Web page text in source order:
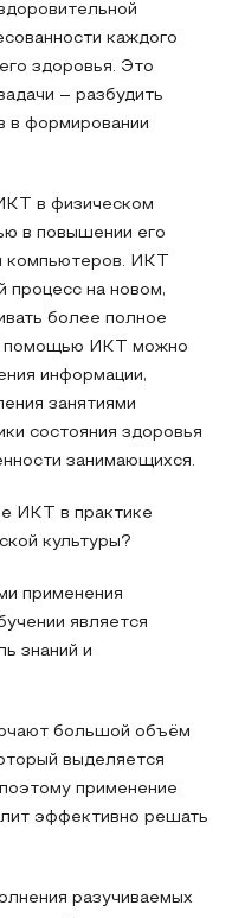
каждого
здоровья. Это
– разбудить
в формировании
в физическом
в повышении его
компьютеров. ИКТ
процесс на новом,
более полное
помощью ИКТ можно
информации,
занятиями
состояния здоровья
занимающихся.
ИКТ в практике
культуры?
применения
является
знаний и
большой объём
выделяется
применение
эффективно решать
разучиваемых